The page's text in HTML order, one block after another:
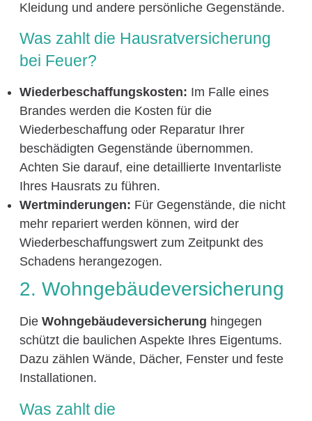
Kleidung und andere persönliche Gegenstände.
Was zahlt die Hausratversicherung
bei Feuer?
Wiederbeschaffungskosten: Im Falle eines
Brandes werden die Kosten für die
Wiederbeschaffung oder Reparatur Ihrer
beschädigten Gegenstände übernommen.
Achten Sie darauf, eine detaillierte Inventarliste
Ihres Hausrats zu führen.
Wertminderungen: Für Gegenstände, die nicht
mehr repariert werden können, wird der
Wiederbeschaffungswert zum Zeitpunkt des
Schadens herangezogen.
2. Wohngebäudeversicherung
Die Wohngebäudeversicherung hingegen
schützt die baulichen Aspekte Ihres Eigentums.
Dazu zählen Wände, Dächer, Fenster und feste
Installationen.
Was zahlt die